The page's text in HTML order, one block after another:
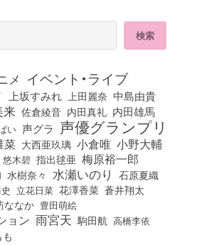
メ イベント・ライブ
上坂すみれ 上田麗奈 中島由貴
来 佐倉綾音 内田真礼 内田雄馬
い 声グラ 声優グランプリ
菜 大西亜玖璃 小倉唯 小野大輔
悠木碧 指出毬亜 梅原裕一郎
水樹奈々 水瀬いのり 石原夏織
立花日菜 花澤香菜 蒼井翔太
ななか 豊田萌絵
ョン 雨宮天 駒田航 高橋李依